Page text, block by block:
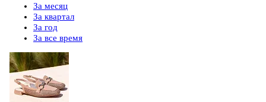
За месяц
За квартал
За год
За все время